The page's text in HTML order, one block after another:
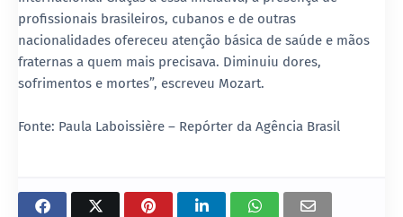
profissionais brasileiros, cubanos e de outras
nacionalidades ofereceu atenção básica de saúde e mãos
fraternas a quem mais precisava. Diminuiu dores,
sofrimentos e mortes”, escreveu Mozart.
Fonte: Paula Laboissière – Repórter da Agência Brasil